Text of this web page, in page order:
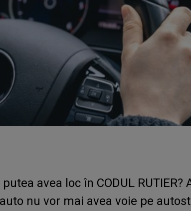
avea loc în CODUL
nu vor mai avea voie pe